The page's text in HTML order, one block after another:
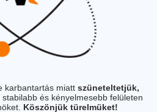
karbantartás miatt szüneteltetjük,
és kényelmesebb felületen
Köszönjük türelmüket!